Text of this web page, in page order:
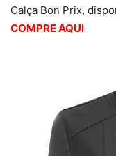
Calça Bon Prix,
COMPRE AQUI